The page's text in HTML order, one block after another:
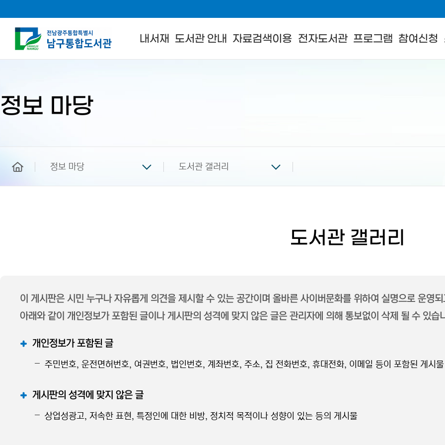
내서재 도서관 안내 자료검색이용 전자도서관 프로그램 참여신청
작
정보 마당
정보 마당 도서관 갤러리
도서관 갤러리
이 게시판은 시민 누구나 자유롭게 의견을 제시할 수 있는 공간이며 올바른 사이버문화를 위하여 실명으로 운영
아래와 같이 개인정보가 포함된 글이나 게시판의 성격에 맞지 않은 글은 관리자에 의해 통보없이 삭제 될 수 있습
개인정보가 포함된 글
주민번호, 운전면허번호, 여권번호, 법인번호, 계좌번호, 주소, 집 전화번호, 휴대전화, 이메일 등이 포함된 게시물
게시판의 성격에 맞지 않은 글
상업성광고, 저속한 표현, 특정인에 대한 비방, 정치적 목적이나 성향이 있는 등의 게시물